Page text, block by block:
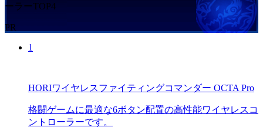
ーラーTOP4
PR
1
HORIワイヤレスファイティングコマンダー OCTA Pro
格闘ゲームに最適な6ボタン配置の高性能ワイヤレスコ
ントローラーです。